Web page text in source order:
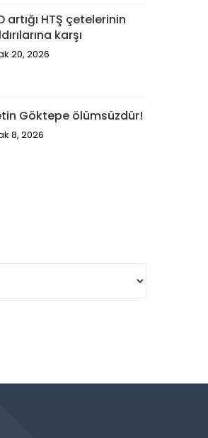
artığı HTŞ çetelerinin
karşı
20, 2026
Göktepe ölümsüzdür!
8, 2026